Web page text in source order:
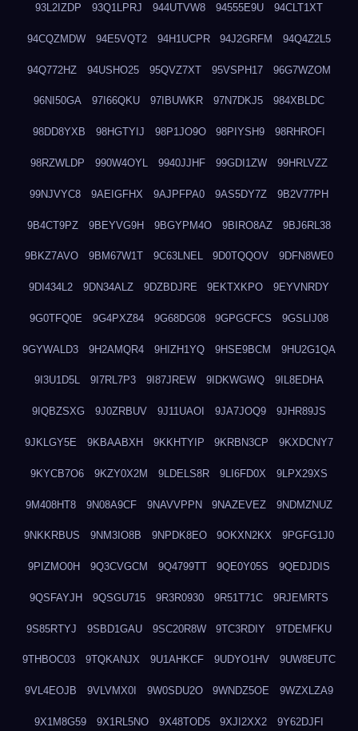
93L2IZDP 93Q1LPRJ 944UTVW8 94555E9U 94CLT1XT
94CQZMDW 94E5VQT2 94H1UCPR 94J2GRFM 94Q4Z2L5
94Q772HZ 94USHO25 95QVZ7XT 95VSPH17 96G7WZOM
96NI50GA 97I66QKU 97IBUWKR 97N7DKJ5 984XBLDC
98DD8YXB 98HGTYIJ 98P1JO9O 98PIYSH9 98RHROFI
98RZWLDP 990W4OYL 9940JJHF 99GDI1ZW 99HRLVZZ
99NJVYC8 9AEIGFHX 9AJPFPA0 9AS5DY7Z 9B2V77PH
9B4CT9PZ 9BEYVG9H 9BGYPM4O 9BIRO8AZ 9BJ6RL38
9BKZ7AVO 9BM67W1T 9C63LNEL 9D0TQQOV 9DFN8WE0
9DI434L2 9DN34ALZ 9DZBDJRE 9EKTXKPO 9EYVNRDY
9G0TFQ0E 9G4PXZ84 9G68DG08 9GPGCFCS 9GSLIJ08
9GYWALD3 9H2AMQR4 9HIZH1YQ 9HSE9BCM 9HU2G1QA
9I3U1D5L 9I7RL7P3 9I87JREW 9IDKWGWQ 9IL8EDHA
9IQBZSXG 9J0ZRBUV 9J11UAOI 9JA7JOQ9 9JHR89JS
9JKLGY5E 9KBAABXH 9KKHTYIP 9KRBN3CP 9KXDCNY7
9KYCB7O6 9KZY0X2M 9LDELS8R 9LI6FD0X 9LPX29XS
9M408HT8 9N08A9CF 9NAVVPPN 9NAZEVEZ 9NDMZNUZ
9NKKRBUS 9NM3IO8B 9NPDK8EO 9OKXN2KX 9PGFG1J0
9PIZMO0H 9Q3CVGCM 9Q4799TT 9QE0Y05S 9QEDJDIS
9QSFAYJH 9QSGU715 9R3R0930 9R51T71C 9RJEMRTS
9S85RTYJ 9SBD1GAU 9SC20R8W 9TC3RDIY 9TDEMFKU
9THBOC03 9TQKANJX 9U1AHKCF 9UDYO1HV 9UW8EUTC
9VL4EOJB 9VLVMX0I 9W0SDU2O 9WNDZ5OE 9WZXLZA9
9X1M8G59 9X1RL5NO 9X48TOD5 9XJI2XX2 9Y62DJFI